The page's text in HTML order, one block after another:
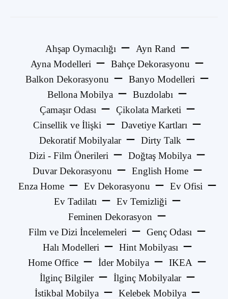
Ahşap Oymacılığı
Ayn Rand
Ayna Modelleri
Bahçe Dekorasyonu
Balkon Dekorasyonu
Banyo Modelleri
Bellona Mobilya
Buzdolabı
Çamaşır Odası
Çikolata Marketi
Cinsellik ve İlişki
Davetiye Kartları
Dekoratif Mobilyalar
Dirty Talk
Dizi - Film Önerileri
Doğtaş Mobilya
Duvar Dekorasyonu
English Home
Enza Home
Ev Dekorasyonu
Ev Ofisi
Ev Tadilatı
Ev Temizliği
Feminen Dekorasyon
Film ve Dizi İncelemeleri
Genç Odası
Halı Modelleri
Hint Mobilyası
Home Office
İder Mobilya
IKEA
İlginç Bilgiler
İlginç Mobilyalar
İstikbal Mobilya
Kelebek Mobilya